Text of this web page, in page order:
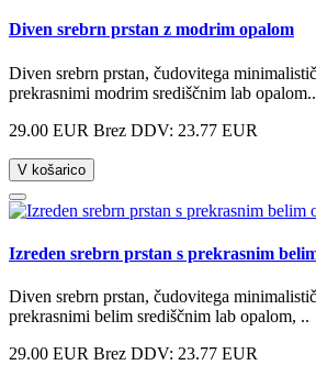
Diven srebrn prstan z modrim opalom
Diven srebrn prstan, čudovitega
prekrasnimi modrim središčnim lab
29.00 EUR Brez DDV: 23.77 EUR
V košarico
Izreden srebrn prstan s prekrasnim
Diven srebrn prstan, čudovitega
prekrasnimi belim središčnim lab opalom, ..
29.00 EUR Brez DDV: 23.77 EUR